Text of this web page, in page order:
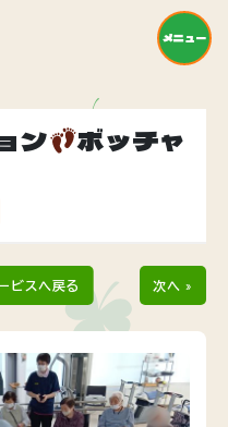
メニュー
ン ボッチャ
ビスへ戻る 次へ »